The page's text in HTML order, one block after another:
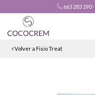
663 283 290·
Volver a Fisio Treat